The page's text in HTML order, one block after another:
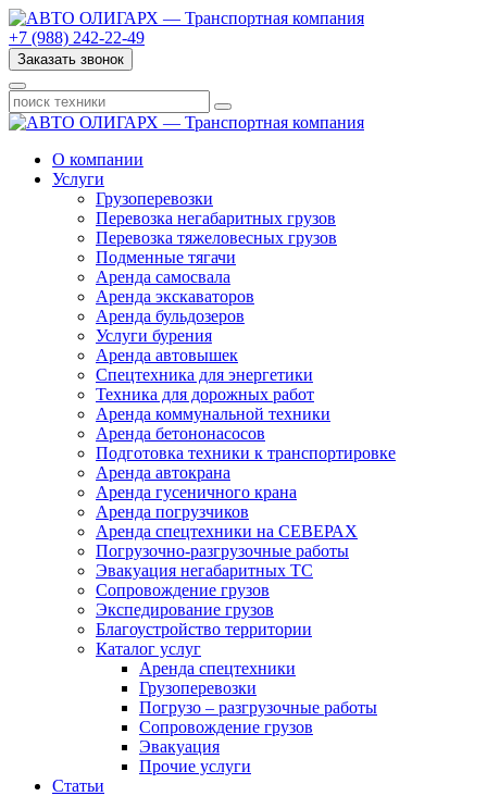
+7 (988) 242-22-49
Заказать звонок
О компании
Услуги
Грузоперевозки
Перевозка негабаритных грузов
Перевозка тяжеловесных грузов
Подменные тягачи
Аренда самосвала
Аренда экскаваторов
Аренда бульдозеров
Услуги бурения
Аренда автовышек
Спецтехника для энергетики
Техника для дорожных работ
Аренда коммунальной техники
Аренда бетононасосов
Подготовка техники к транспортировке
Аренда автокрана
Аренда гусеничного крана
Аренда погрузчиков
Аренда спецтехники на СЕВЕРАХ
Погрузочно-разгрузочные работы
Эвакуация негабаритных ТС
Сопровождение грузов
Экспедирование грузов
Благоустройство территории
Каталог услуг
Аренда спецтехники
Грузоперевозки
Погрузо – разгрузочные работы
Сопровождение грузов
Эвакуация
Прочие услуги
Статьи